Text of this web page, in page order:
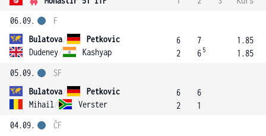
06.09.
Bulatova/
Petkovic
Dudeney/ Kashyap
F
6
2
7
6 5
1.85
1.85
05.09.
Bulatova/
Petkovic
Mihail / Verster
SF
6
2
6
1
04.09.
ČF